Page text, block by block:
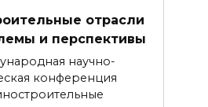
отрасли
и перспективы
научно-
конференция